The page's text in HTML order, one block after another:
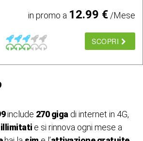
in promo a 12.99 €/Mese
SCOPRI
include 270 gigadi internet in 4G,
illimitati e si rinnova ogni mese a